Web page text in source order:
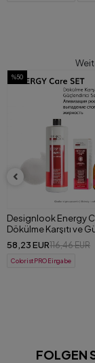
%50
Designlook Energy
Dökülme Karşıtı ve
(Şampuan+Serum) Set
58,23 EUR116,46 EUR
ColoristPRO Eingabe
FOLGEN